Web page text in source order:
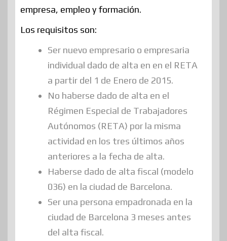
empresa, empleo y formación.
Los requisitos son:
Ser nuevo empresario o empresaria
individual dado de alta en en el RETA
a partir del 1 de Enero de 2015.
No haberse dado de alta en el
Régimen Especial de Trabajadores
Autónomos (RETA) por la misma
actividad en los tres últimos años
anteriores a la fecha de alta.
Haberse dado de alta fiscal (modelo
036) en la ciudad de Barcelona.
Ser una persona empadronada en la
ciudad de Barcelona 3 meses antes
del alta fiscal.